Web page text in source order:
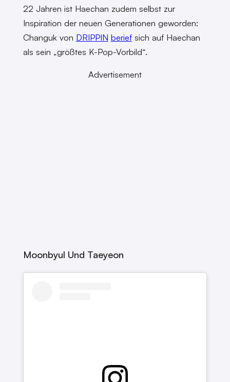
22 Jahren ist Haechan zudem selbst zur
Inspiration der neuen Generationen geworden:
Changuk von DRIPPIN beriefsich auf Haechan
als sein „größtes K-Pop-Vorbild“.
Advertisement
Moonbyul Und Taeyeon